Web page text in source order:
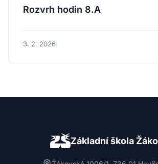
Rozvrh hodin 8.A
3. 2. 2026
Základní škola